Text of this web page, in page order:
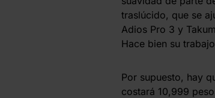
traslúcido, que se
Adios Pro 3 y
Hace bien su
Por supuesto, hay
costará 10,999